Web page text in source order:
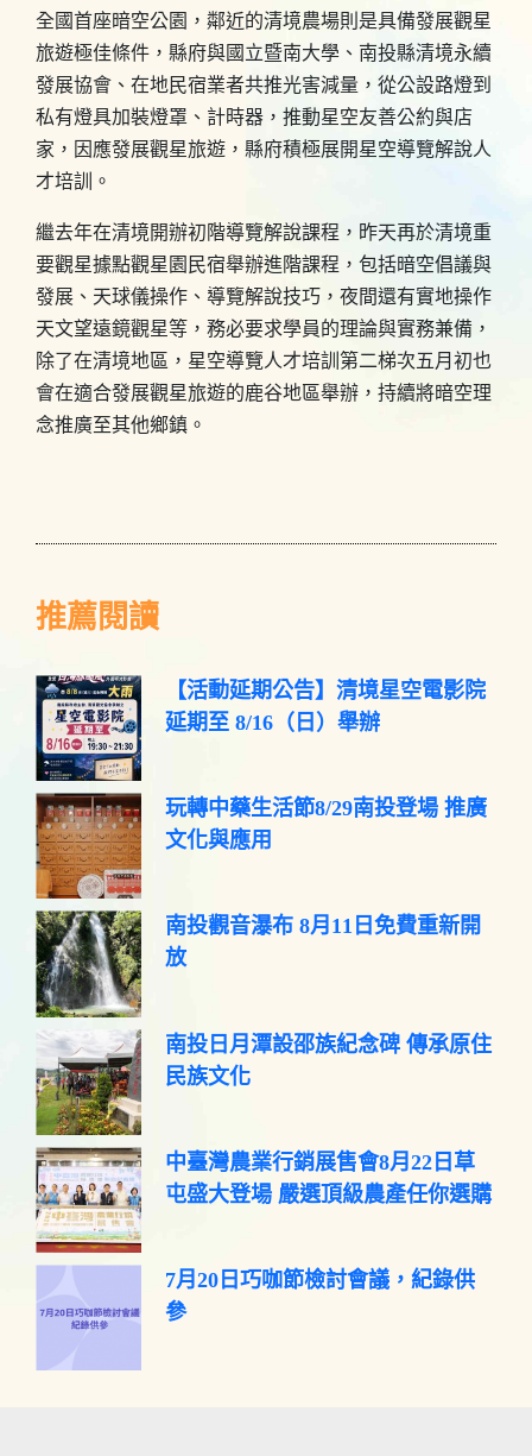
全國首座暗空公園，鄰近的清境農場則是具備發展觀星
旅遊極佳條件，縣府與國立暨南大學、南投縣清境永續
發展協會、在地民宿業者共推光害減量，從公設路燈到
私有燈具加裝燈罩、計時器，推動星空友善公約與店
家，因應發展觀星旅遊，縣府積極展開星空導覽解說人
才培訓。
繼去年在清境開辦初階導覽解說課程，昨天再於清境重
要觀星據點觀星園民宿舉辦進階課程，包括暗空倡議與
發展、天球儀操作、導覽解說技巧，夜間還有實地操作
天文望遠鏡觀星等，務必要求學員的理論與實務兼備，
除了在清境地區，星空導覽人才培訓第二梯次五月初也
會在適合發展觀星旅遊的鹿谷地區舉辦，持續將暗空理
念推廣至其他鄉鎮。
推薦閱讀
【活動延期公告】清境星空電影院
延期至 8/16（日）舉辦
玩轉中藥生活節8/29南投登場 推廣
文化與應用
南投觀音瀑布 8月11日免費重新開
放
南投日月潭設邵族紀念碑 傳承原住
民族文化
中臺灣農業行銷展售會8月22日草
屯盛大登場 嚴選頂級農產任你選購
7月20日巧咖節檢討會議，紀錄供
參